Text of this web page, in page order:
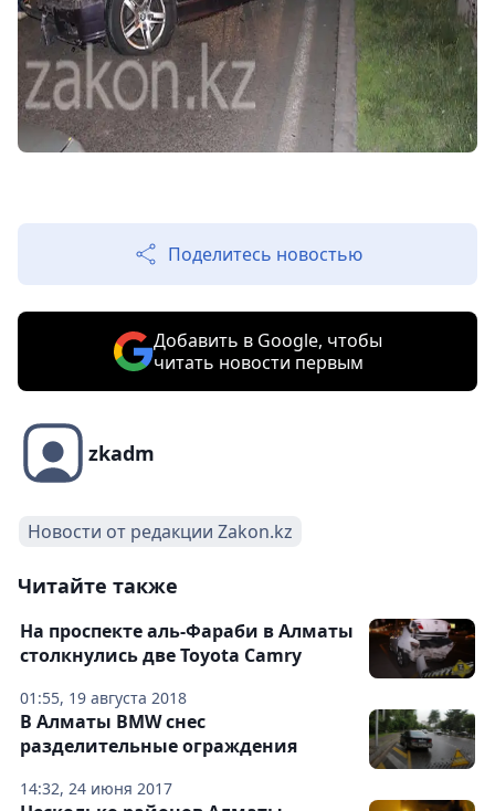
Поделитесь новостью
Добавить в Google, чтобы
читать новости первым
zkadm
Новости от редакции Zakon.kz
Читайте также
01:55, 19 августа 2018
На проспекте аль-Фараби в Алматы
столкнулись две Toyota Camry
14:32, 24 июня 2017
В Алматы BMW снес
разделительные ограждения